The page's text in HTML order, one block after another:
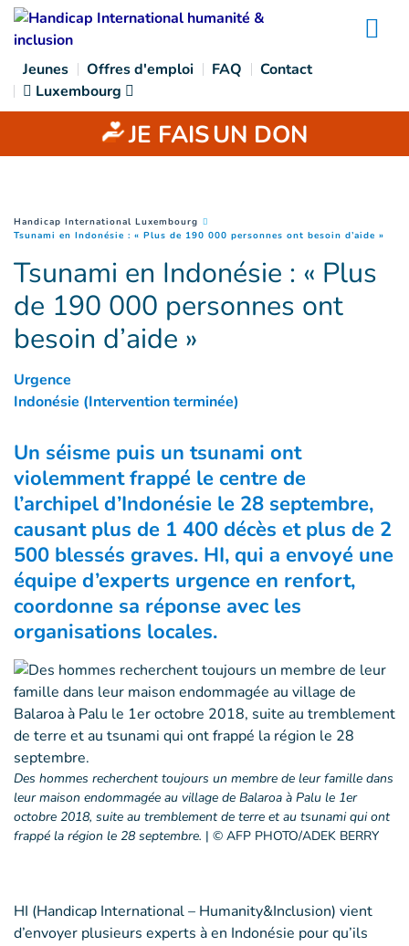
Goto main content
Jeunes Offres d'emploi FAQ
Contact
Luxembourg
JE FAISUN DON
You are here :
Handicap International Luxembourg
Tsunami en Indonésie : « Plus de 190 000 personnes ont besoin d’aide »
Tsunami en Indonésie : « Plus
de 190 000 personnes ont
besoin d’aide »
Urgence
Indonésie (Intervention terminée)
Un séisme puis un tsunami ont
violemment frappé le centre de
l’archipel d’Indonésie le 28 septembre,
causant plus de 1 400 décès et plus de 2
500 blessés graves. HI, qui a envoyé une
équipe d’experts urgence en renfort,
coordonne sa réponse avec les
organisations locales.
Des hommes recherchent toujours un membre de leur famille dans
leur maison endommagée au village de Balaroa à Palu le 1er
octobre 2018, suite au tremblement de terre et au tsunami qui ont
frappé la région le 28 septembre. | © AFP PHOTO/ADEK BERRY
HI (Handicap International – Humanity&Inclusion) vient
d’envoyer plusieurs experts à en Indonésie pour qu’ils